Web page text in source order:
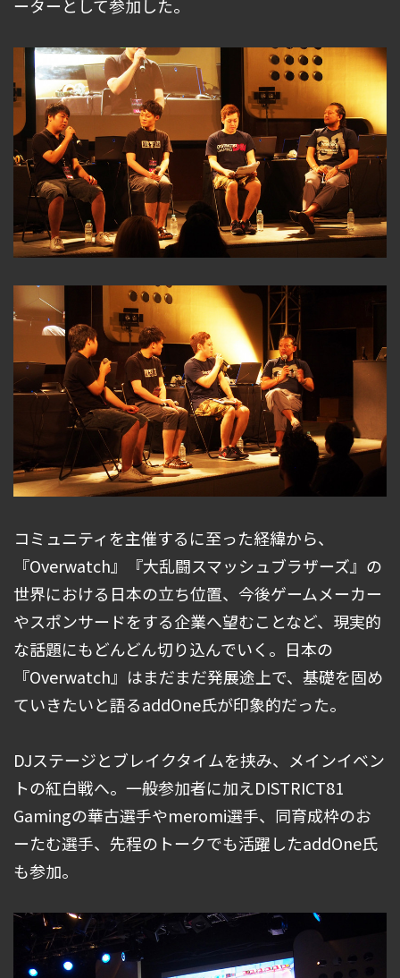
ーターとして参加した。
コミュニティを主催するに至った経緯から、
『Overwatch』『大乱闘スマッシュブラザーズ』の
世界における日本の立ち位置、今後ゲームメーカー
やスポンサードをする企業へ望むことなど、現実的
な話題にもどんどん切り込んでいく。日本の
『Overwatch』はまだまだ発展途上で、基礎を固め
ていきたいと語るaddOne氏が印象的だった。
DJステージとブレイクタイムを挟み、メインイベン
トの紅白戦へ。一般参加者に加えDISTRICT81
Gamingの華古選手やmeromi選手、同育成枠のお
ーたむ選手、先程のトークでも活躍したaddOne氏
も参加。